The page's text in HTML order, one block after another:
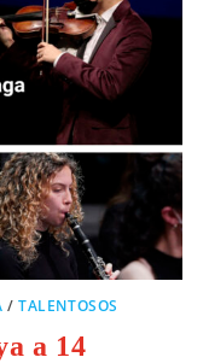
/TALENTOSOS
a 14